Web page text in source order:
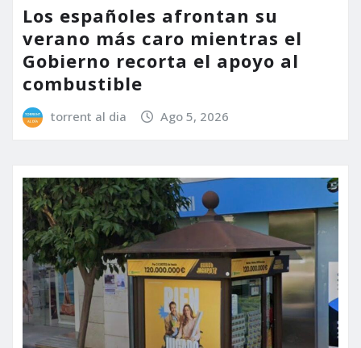
Los españoles afrontan su
verano más caro mientras el
Gobierno recorta el apoyo al
combustible
torrent al dia Ago 5, 2026